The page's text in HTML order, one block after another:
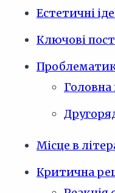
Естетичні
Ключові
Місце в
Критична